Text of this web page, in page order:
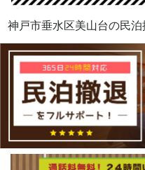
神戸市垂水区美山台の民